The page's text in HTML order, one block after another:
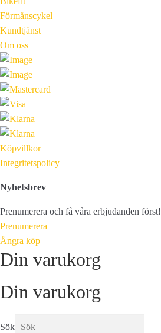
Förmånscykel
Kundtjänst
Om oss
Köpvillkor
Integritetspolicy
Nyhetsbrev
Prenumerera och få våra erbjudanden först!
Prenumerera
Ångra köp
Din varukorg
Din varukorg
Sök